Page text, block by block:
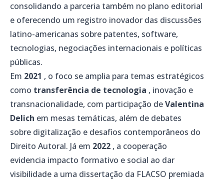
consolidando a parceria também no plano editorial
e oferecendo um registro inovador das discussões
latino-americanas sobre patentes, software,
tecnologias, negociações internacionais e políticas
públicas.
Em 2021 , o foco se amplia para temas estratégicos
como transferência de tecnologia , inovação e
transnacionalidade, com participação deValentina
Delich em mesas temáticas, além de debates
sobre digitalização e desafios contemporâneos do
Direito Autoral. Já em 2022 , a cooperação
evidencia impacto formativo e social ao dar
visibilidade a uma dissertação da FLACSO premiada